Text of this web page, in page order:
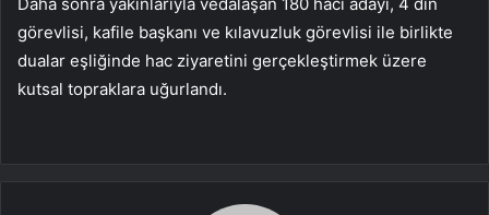
görevlisi, kafile başkanı ve kılavuzluk görevlisi ile birlikte
dualar eşliğinde hac ziyaretini gerçekleştirmek üzere
kutsal topraklara uğurlandı.